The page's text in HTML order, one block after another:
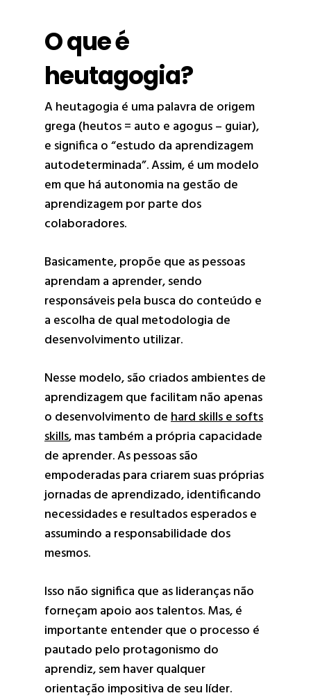
O que é
heutagogia?
A heutagogia é uma palavra de origem
grega (heutos = auto e agogus – guiar),
e significa o “estudo da aprendizagem
autodeterminada”. Assim, é um modelo
em que há autonomia na gestão de
aprendizagem por parte dos
colaboradores.
Basicamente, propõe que as pessoas
aprendam a aprender, sendo
responsáveis pela busca do conteúdo e
a escolha de qual metodologia de
desenvolvimento utilizar.
Nesse modelo, são criados ambientes de
aprendizagem que facilitam não apenas
o desenvolvimento dehard skills e softs
skills, mas também a própria capacidade
de aprender. As pessoas são
empoderadas para criarem suas próprias
jornadas de aprendizado, identificando
necessidades e resultados esperados e
assumindo a responsabilidade dos
mesmos.
Isso não significa que as lideranças não
forneçam apoio aos talentos. Mas, é
importante entender que o processo é
pautado pelo protagonismo do
aprendiz, sem haver qualquer
orientação impositiva de seu líder.